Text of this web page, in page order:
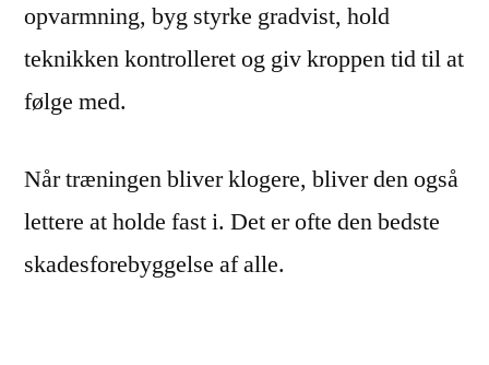
opvarmning, byg styrke gradvist, hold
teknikken kontrolleret og giv kroppen tid til at
følge med.
Når træningen bliver klogere, bliver den også
lettere at holde fast i. Det er ofte den bedste
skadesforebyggelse af alle.